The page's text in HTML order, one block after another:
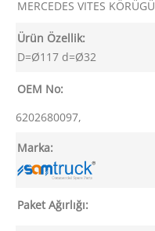
MERCEDES VITES KÖRÜGÜ
Ürün Özellik:
D=Ø117 d=Ø32
OEM No:
6202680097,
Marka:
Paket Ağırlığı: